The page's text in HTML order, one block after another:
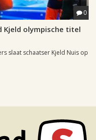
0
Kjeld olympische titel
slaat schaatser Kjeld Nuis op